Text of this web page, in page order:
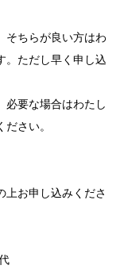
そちらが良い方はわ
。ただし早く申し込
要な場合はわたし
さい。
上お申し込みくださ